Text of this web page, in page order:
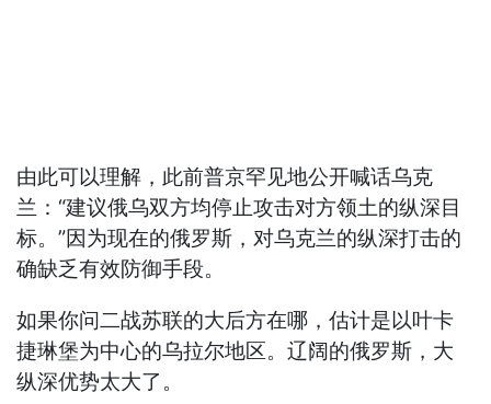
由此可以理解，此前普京罕见地公开喊话乌克
兰：“建议俄乌双方均停止攻击对方领土的纵深目
标。”因为现在的俄罗斯，对乌克兰的纵深打击的
确缺乏有效防御手段。
如果你问二战苏联的大后方在哪，估计是以叶卡
捷琳堡为中心的乌拉尔地区。辽阔的俄罗斯，大
纵深优势太大了。